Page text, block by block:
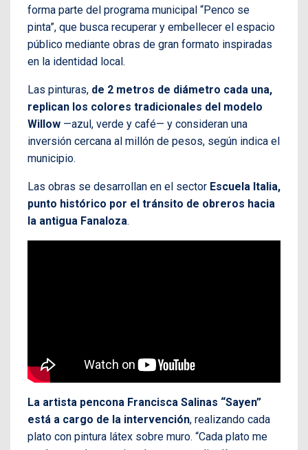
forma parte del programa municipal “Penco se
pinta”, que busca recuperar y embellecer el espacio
público mediante obras de gran formato inspiradas
en la identidad local.
Las pinturas, de 2 metros de diámetro cada una,
replican los colores tradicionales del modelo
Willow —azul, verde y café— y consideran una
inversión cercana al millón de pesos, según indica el
municipio.
Las obras se desarrollan en el sector Escuela Italia,
punto histórico por el tránsito de obreros hacia
la antigua Fanaloza.
La artista pencona Francisca Salinas “Sayen”
está a cargo de la intervención, realizando cada
plato con pintura látex sobre muro. “Cada plato me